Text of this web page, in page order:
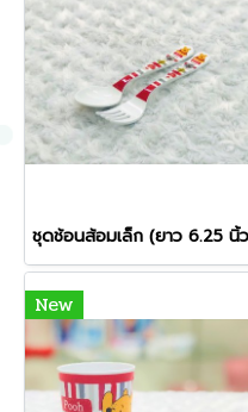
ชุดช้อนส้อมเล็ก (ยาว 6.25 นิ้
New